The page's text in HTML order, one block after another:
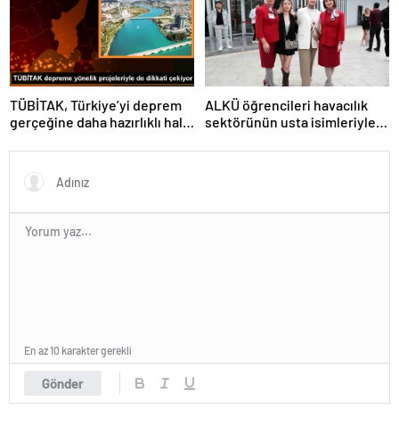
TÜBİTAK, Türkiye’yi deprem
gerçeğine daha hazırlıklı hale
ALKÜ öğrencileri havacılık
sektörünün usta isimleriyle
Gönder
En az 10 karakter gerekli